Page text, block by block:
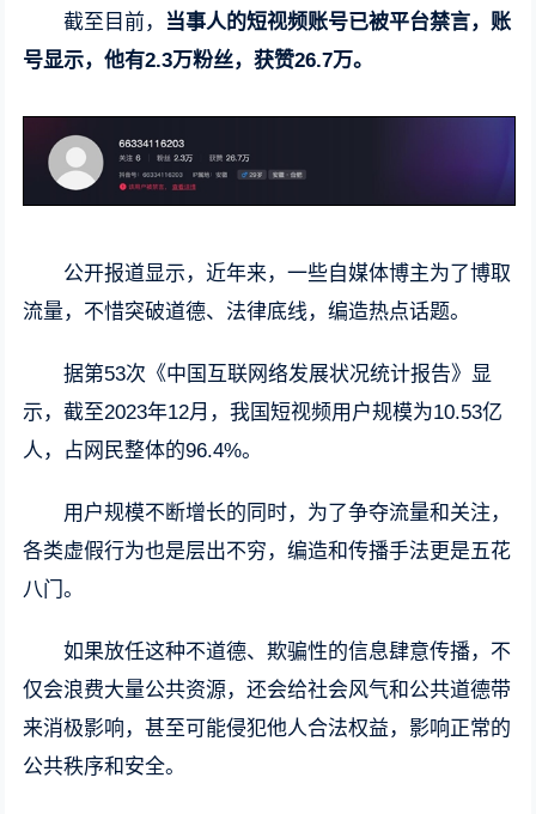
截至目前， 当事人的短视频账号已被平台禁言，账
号显示，他有2.3万粉丝，获赞26.7万。
公开报道显示，近年来，一些自媒体博主为了博取
流量，不惜突破道德、法律底线，编造热点话题。
据第53次《中国互联网络发展状况统计报告》显
示，截至2023年12月，我国短视频用户规模为10.53亿
人，占网民整体的96.4%。
用户规模不断增长的同时，为了争夺流量和关注，
各类虚假行为也是层出不穷，编造和传播手法更是五花
八门。
如果放任这种不道德、欺骗性的信息肆意传播，不
仅会浪费大量公共资源，还会给社会风气和公共道德带
来消极影响，甚至可能侵犯他人合法权益，影响正常的
公共秩序和安全。